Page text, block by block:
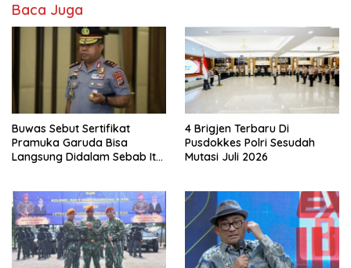
Baca Juga
Buwas Sebut Sertifikat
Pramuka Garuda Bisa
Langsung Didalam Sebab Itu
4 Brigjen Terbaru Di
Pusdokkes Polri Sesudah
Mutasi Juli 2026